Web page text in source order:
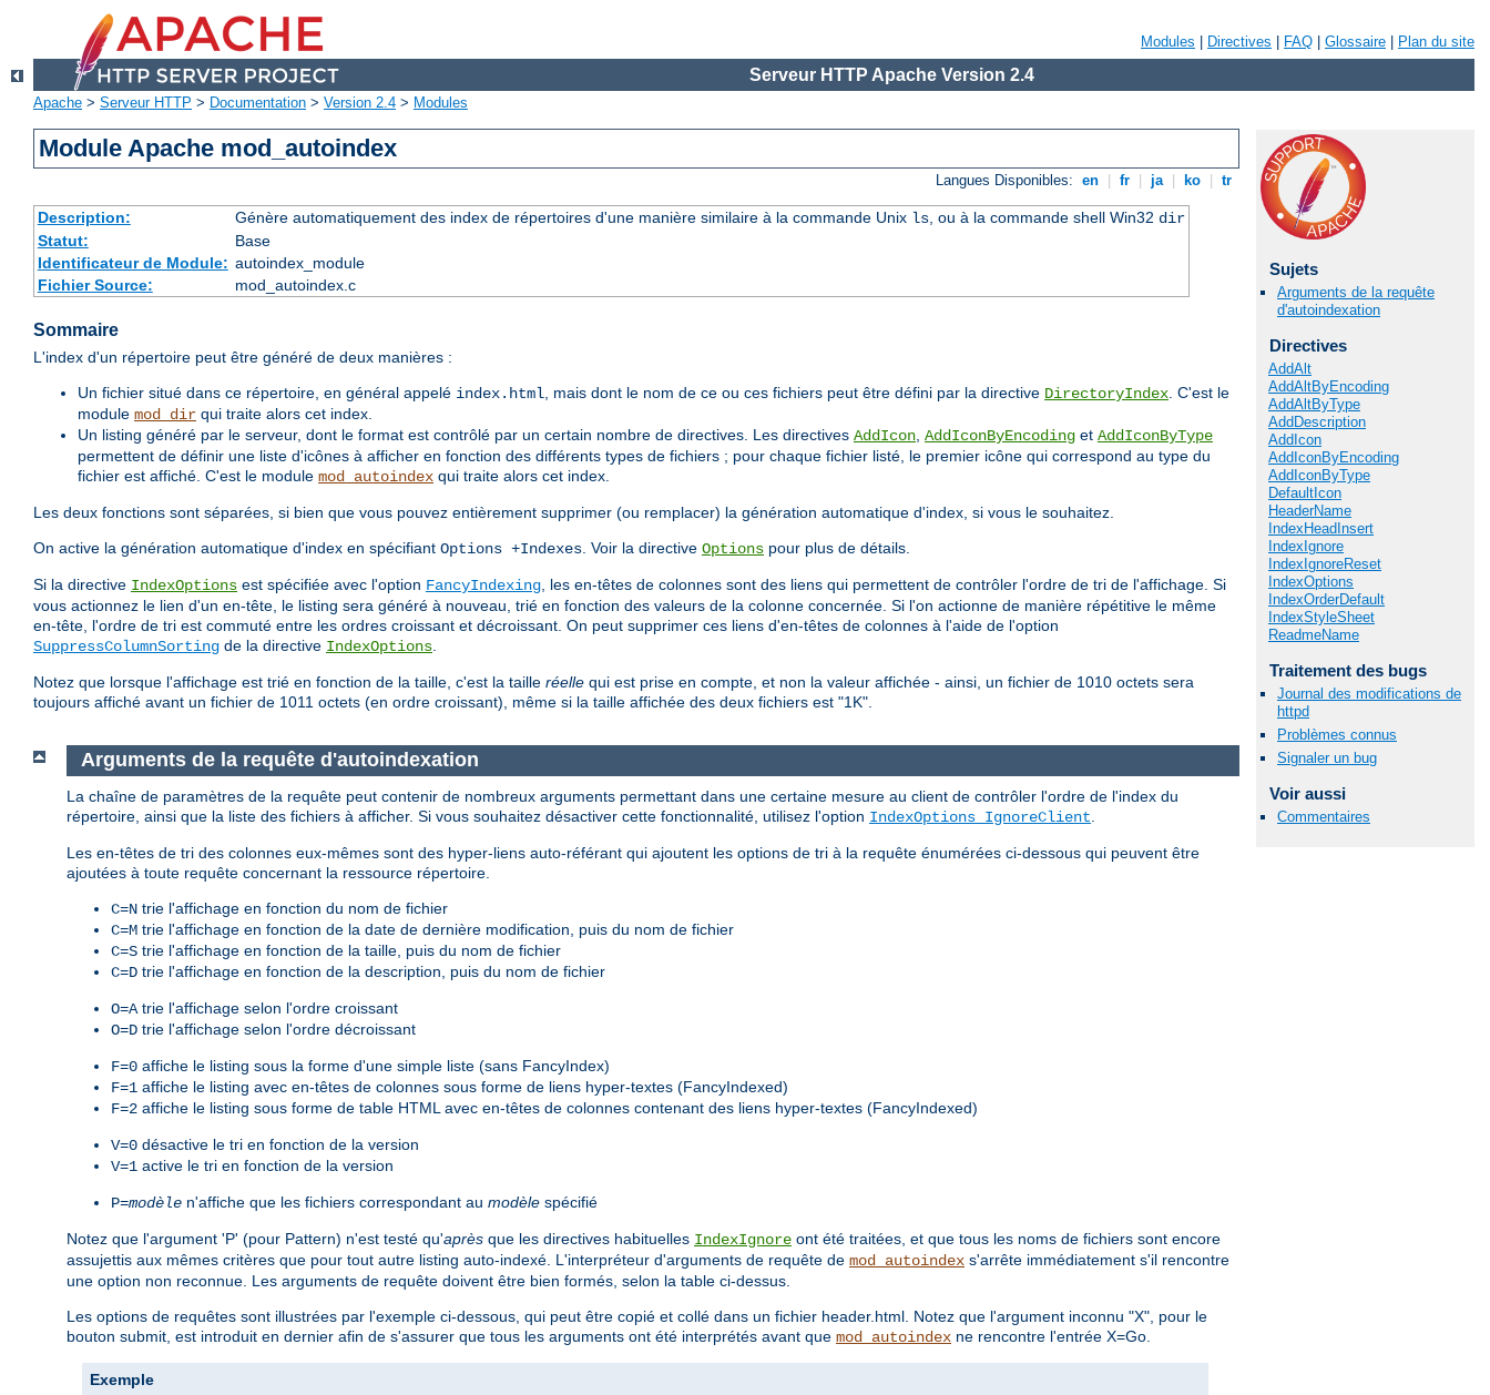
Modules Directives FAQ Glossaire Plan du site
Serveur HTTP Apache Version 2.4
Apache > Serveur HTTP > Documentation > Version 2.4 > Modules
Module Apache mod_autoindex
Langues Disponibles: en fr ja ko tr
Description: Génère automatiquement des index de répertoires d'une manière similaire à la commande Unix ls, ou à la commande shell Win32 dir
Statut:
Base
Identificateur de Module: autoindex_module
Fichier Source:
mod_autoindex.c
Sommaire
L'index d'un répertoire peut être généré de deux manières :
Un fichier situé dans ce répertoire, en général appelé index.html, mais dont le nom de ce ou ces fichiers peut être défini par la directive DirectoryIndex. C'est le
module mod_dir qui traite alors cet index.
Un listing généré par le serveur, dont le format est contrôlé par un certain nombre de directives. Les directives AddIcon, AddIconByEncoding et AddIconByType
permettent de définir une liste d'icônes à afficher en fonction des différents types de fichiers ; pour chaque fichier listé, le premier icône qui correspond au type du
fichier est affiché. C'est le module mod_autoindex qui traite alors cet index.
Les deux fonctions sont séparées, si bien que vous pouvez entièrement supprimer (ou remplacer) la génération automatique d'index, si vous le souhaitez.
On active la génération automatique d'index en spécifiant Options +Indexes. Voir la directive Options pour plus de détails.
Si la directive IndexOptions est spécifiée avec l'option FancyIndexing, les en-têtes de colonnes sont des liens qui permettent de contrôler l'ordre de tri de l'affichage. Si
vous actionnez le lien d'un en-tête, le listing sera généré à nouveau, trié en fonction des valeurs de la colonne concernée. Si l'on actionne de manière répétitive le même
en-tête, l'ordre de tri est commuté entre les ordres croissant et décroissant. On peut supprimer ces liens d'en-têtes de colonnes à l'aide de l'option
SuppressColumnSorting de la directive IndexOptions.
Notez que lorsque l'affichage est trié en fonction de la taille, c'est la taille réelle qui est prise en compte, et non la valeur affichée - ainsi, un fichier de 1010 octets sera
toujours affiché avant un fichier de 1011 octets (en ordre croissant), même si la taille affichée des deux fichiers est "1K".
Sujets
Arguments de la requête
d'autoindexation
Directives
AddAlt
AddAltByEncoding
AddAltByType
AddDescription
AddIcon
AddIconByEncoding
AddIconByType
DefaultIcon
HeaderName
IndexHeadInsert
IndexIgnore
IndexIgnoreReset
IndexOptions
IndexOrderDefault
IndexStyleSheet
ReadmeName
Traitement des bugs
Journal des modifications de
httpd
Problèmes connus
Signaler un bug
Voir aussi
Commentaires
Arguments de la requête d'autoindexation
La chaîne de paramètres de la requête peut contenir de nombreux arguments permettant dans une certaine mesure au client de contrôler l'ordre de l'index du
répertoire, ainsi que la liste des fichiers à afficher. Si vous souhaitez désactiver cette fonctionnalité, utilisez l'option IndexOptions IgnoreClient
Les en-têtes de tri des colonnes eux-mêmes sont des hyper-liens auto-référant qui ajoutent les options de tri à la requête énumérées ci-dessous qui peuvent être
ajoutées à toute requête concernant la ressource répertoire.
C=N trie l'affichage en fonction du nom de fichier
C=M trie l'affichage en fonction de la date de dernière modification, puis du nom de fichier
C=S trie l'affichage en fonction de la taille, puis du nom de fichier
C=D trie l'affichage en fonction de la description, puis du nom de fichier
O=A trie l'affichage selon l'ordre croissant
O=D trie l'affichage selon l'ordre décroissant
F=0 affiche le listing sous la forme d'une simple liste (sans FancyIndex)
F=1 affiche le listing avec en-têtes de colonnes sous forme de liens hyper-textes (FancyIndexed)
F=2 affiche le listing sous forme de table HTML avec en-têtes de colonnes contenant des liens hyper-textes (FancyIndexed)
V=0 désactive le tri en fonction de la version
V=1 active le tri en fonction de la version
P=modèle n'affiche que les fichiers correspondant au modèle spécifié
Notez que l'argument 'P' (pour Pattern) n'est testé qu'après que les directives habituelles IndexIgnore ont été traitées, et que tous les noms de fichiers sont encore
assujettis aux mêmes critères que pour tout autre listing auto-indexé. L'interpréteur d'arguments de requête de mod_autoindex s'arrête immédiatement s'il rencontre
une option non reconnue. Les arguments de requête doivent être bien formés, selon la table ci-dessus.
Les options de requêtes sont illustrées par l'exemple ci-dessous, qui peut être copié et collé dans un fichier header.html. Notez que l'argument inconnu "X", pour le
bouton submit, est introduit en dernier afin de s'assurer que tous les arguments ont été interprétés avant que mod_autoindex ne rencontre l'entrée X=Go.
Exemple